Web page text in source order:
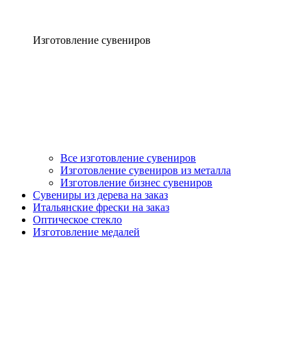
Изготовление сувениров
Все изготовление сувениров
Изготовление сувениров из металла
Изготовление бизнес сувениров
Сувениры из дерева на заказ
Итальянские фрески на заказ
Оптическое стекло
Изготовление медалей